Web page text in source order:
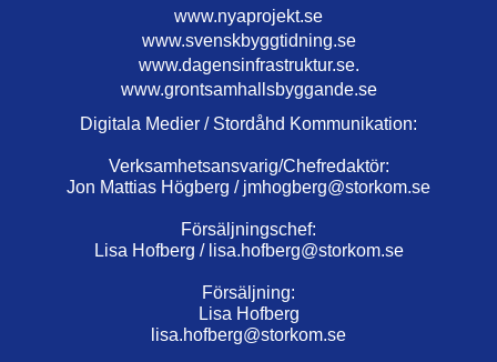
www.nyaprojekt.se
www.svenskbyggtidning.se
www.dagensinfrastruktur.se.
www.grontsamhallsbyggande.se
Digitala Medier / Stordåhd Kommunikation:
Verksamhetsansvarig/Chefredaktör:
Jon Mattias Högberg / jmhogberg@storkom.se
Försäljningschef:
Lisa Hofberg / lisa.hofberg@storkom.se
Försäljning:
Lisa Hofberg
lisa.hofberg@storkom.se